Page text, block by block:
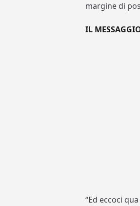
margine di
IL
“Ed eccoci